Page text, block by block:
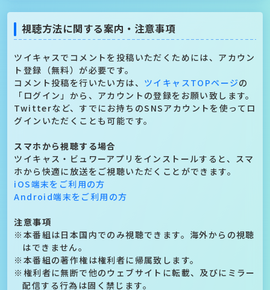
視聴方法に関する案内・注意事項
ツイキャスでコメントを投稿いただくためには、アカウン
ト登録（無料）が必要です。
コメント投稿を行いたい方は、 ツイキャスTOPページの
「ログイン」から、アカウントの登録をお願い致します。
Twitterなど、すでにお持ちのSNSアカウントを使ってロ
グインいただくことも可能です。
スマホから視聴する場合
ツイキャス・ビュワーアプリをインストールすると、スマ
ホから快適に放送をご視聴いただくことができます。
iOS端末をご利用の方
Android端末をご利用の方
注意事項
本番組は日本国内でのみ視聴できます。海外からの視聴
はできません。
本番組の著作権は権利者に帰属致します。
権利者に無断で他のウェブサイトに転載、及びにミラー
配信する行為は固く禁じます。